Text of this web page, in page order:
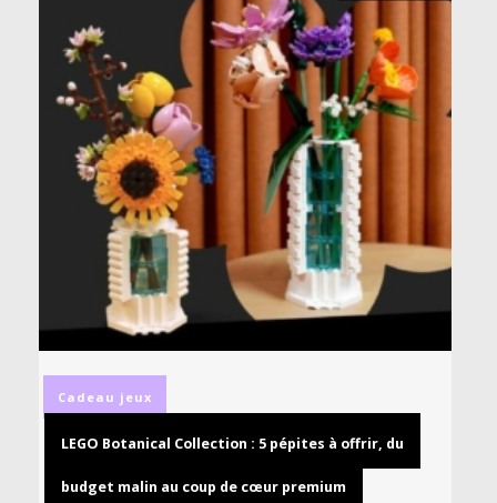
Cadeau jeux
LEGO Botanical Collection : 5 pépites à offrir, du
budget malin au coup de cœur premium